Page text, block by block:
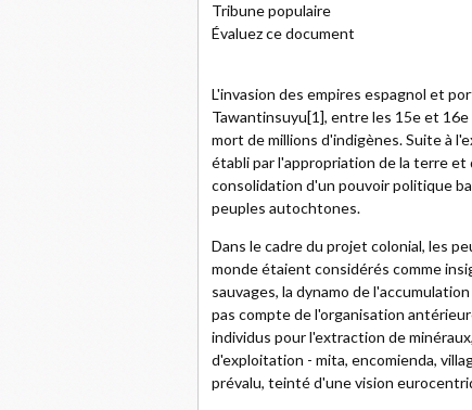
Tribune populaire
Évaluez ce document
L'invasion des empires espagnol et
Tawantinsuyu[1], entre les 15e et
mort de millions d'indigènes. Suite à
établi par l'appropriation de la terre et
consolidation d'un pouvoir politique
peuples autochtones.
Dans le cadre du projet colonial, les
monde étaient considérés comme
sauvages, la dynamo de
pas compte de l'organisation
individus pour l'extraction de
d'exploitation - mita, encomienda,
prévalu, teinté d'une vision